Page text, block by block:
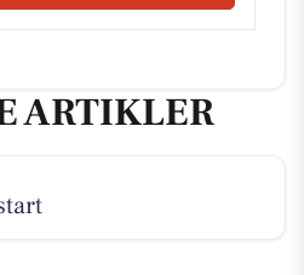
ARTIKLER